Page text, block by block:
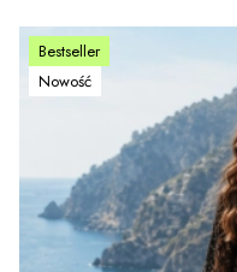
Bestseller
Nowość